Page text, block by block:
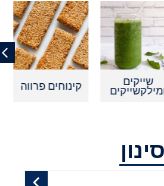
קינוחים פרווה קינוחים
סינון